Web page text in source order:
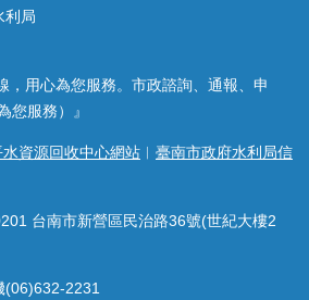
利局
，用心為您服務。市政諮詢、通報、申
您服務）』
水資源回收中心網站 ︱ 臺南市政府水利局信
台南市新營區民治路36號(世紀大樓2
(06)632-2231